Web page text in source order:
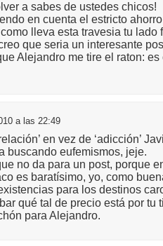
a sabes de ustedes chicos!
en cuenta el estricto
lleva esta travesia tu lado
que seria un interesante
Alejandro me tire el raton:
a las 22:49
en vez de ‘adicción’
buscando eufemismos, jeje.
no da para un post, porque
es baratísimo, yo, como
para los destinos
qué tal de precio está por tu
para Alejandro.